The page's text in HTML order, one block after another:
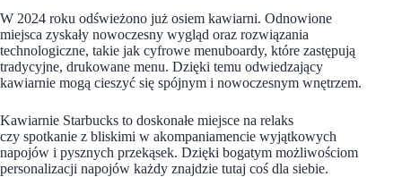
W 2024 roku odświeżono już osiem kawiarni. Odnowione
miejsca zyskały nowoczesny wygląd oraz rozwiązania
technologiczne, takie jak cyfrowe menuboardy, które zastępują
tradycyjne, drukowane menu. Dzięki temu odwiedzający
kawiarnie mogą cieszyć się spójnym i nowoczesnym wnętrzem.
Kawiarnie Starbucks to doskonałe miejsce na relaks
czy spotkanie z bliskimi w akompaniamencie wyjątkowych
napojów i pysznych przekąsek. Dzięki bogatym możliwościom
personalizacji napojów każdy znajdzie tutaj coś dla siebie.